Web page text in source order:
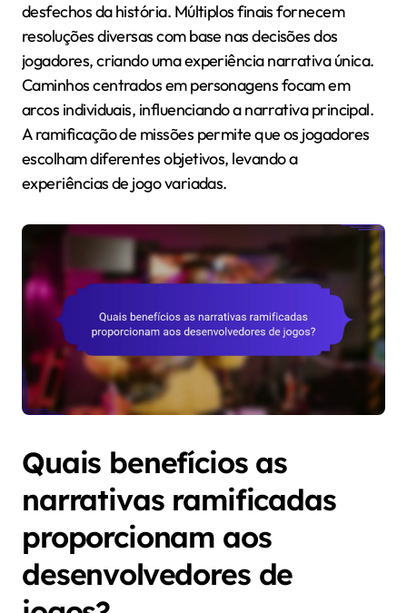
desfechos da história. Múltiplos finais fornecem
resoluções diversas com base nas decisões dos
jogadores, criando uma experiência narrativa única.
Caminhos centrados em personagens focam em
arcos individuais, influenciando a narrativa principal.
A ramificação de missões permite que os jogadores
escolham diferentes objetivos, levando a
experiências de jogo variadas.
Quais benefícios as
narrativas ramificadas
proporcionam aos
desenvolvedores de